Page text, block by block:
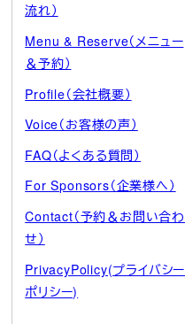
流れ）
Menu & Reserve（メニュー
＆予約）
Profile（会社概要）
Voice（お客様の声）
FAQ（よくある質問）
For Sponsors（企業様へ）
Contact（予約＆お問い合わ
せ）
PrivacyPolicy(プライバシー
ポリシー)